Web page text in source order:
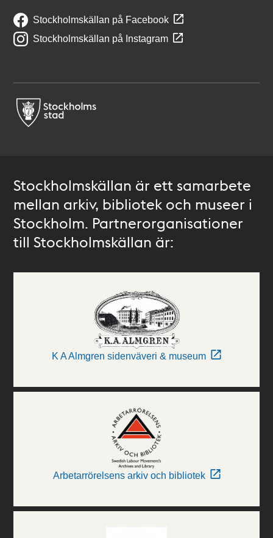
Stockholmskällan på Facebook
Stockholmskällan på Instagram
Stockholmskällan är ett samarbete
mellan arkiv, bibliotek och museer i
Stockholm. Partnerorganisationer
till Stockholmskällan är:
K A Almgren sidenväveri & museum
Arbetarrörelsens arkiv och bibliotek